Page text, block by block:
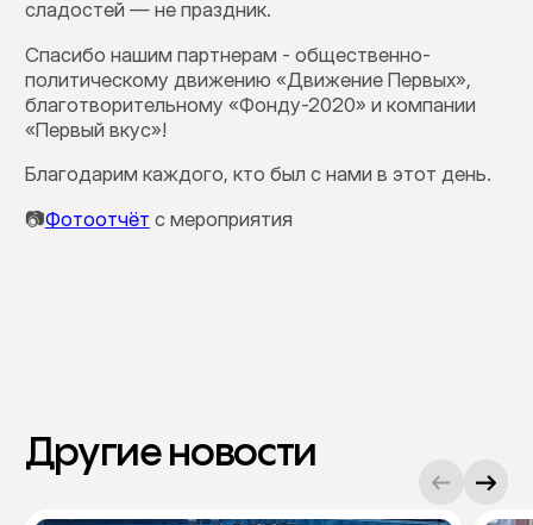
сладостей — не праздник.
Спасибо нашим партнерам - общественно-
политическому движению «Движение Первых»,
благотворительному «Фонду-2020» и компании
«Первый вкус»!
Благодарим каждого, кто был с нами в этот день.
📷Фотоотчёт с мероприятия
Другие новости